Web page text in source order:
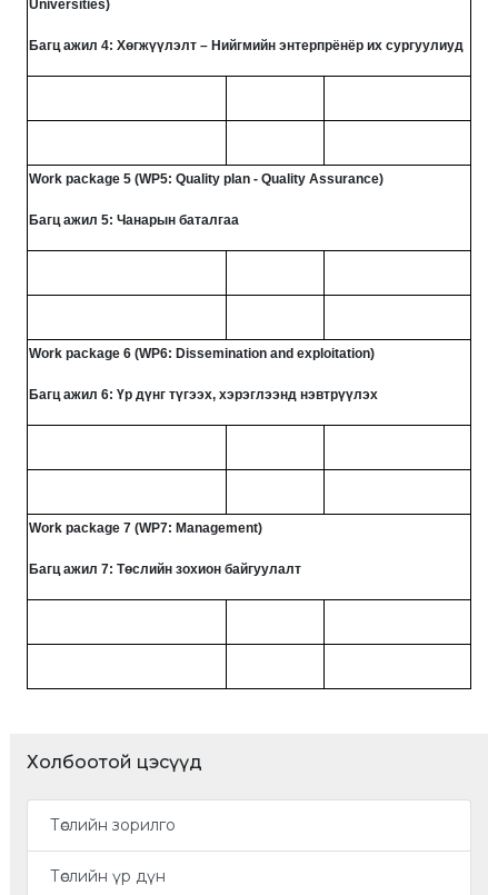
Universities)
Багц ажил 4: Хөгжүүлэлт – Нийгмийн энтерпрёнёр их сургуулиуд
Work package 5 (WP5: Quality plan - Quality Assurance)
Багц ажил 5: Чанарын баталгаа
Work package 6 (WP6: Dissemination and exploitation)
Багц ажил 6: Үр дүнг түгээх, хэрэглээнд нэвтрүүлэх
Work package 7 (WP7: Management)
Багц ажил 7: Төслийн зохион байгуулалт
Холбоотой цэсүүд
Төслийн зорилго
Төслийн үр дүн